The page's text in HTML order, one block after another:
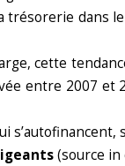
trésorerie dans
cette
entre 2007 et
(source in